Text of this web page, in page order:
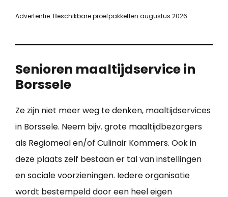
Advertentie: Beschikbare proefpakketten augustus 2026
Senioren maaltijdservice in
Borssele
Ze zijn niet meer weg te denken, maaltijdservices
in Borssele. Neem bijv. grote maaltijdbezorgers
als Regiomeal en/of Culinair Kommers. Ook in
deze plaats zelf bestaan er tal van instellingen
en sociale voorzieningen. Iedere organisatie
wordt bestempeld door een heel eigen